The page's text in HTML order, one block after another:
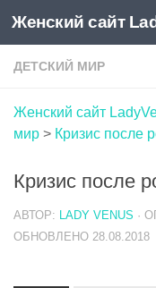
Skip to content
Женский сайт
ДЕТСКИЙ МИР
Женский сайт
мир > Кризис после
Кризис после
АВТОР: LADY VENUS ·
ОБНОВЛЕНО 28.08.2018